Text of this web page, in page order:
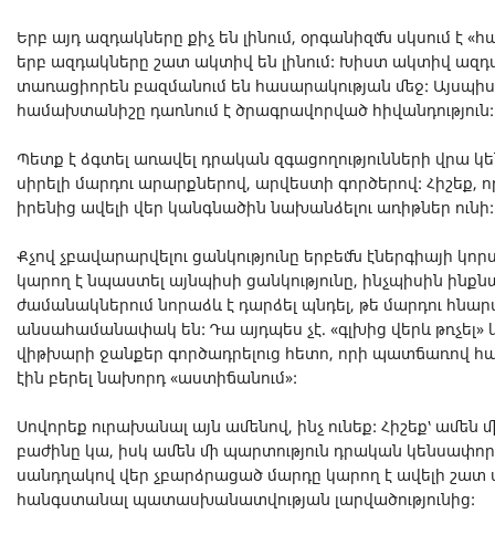
Երբ այդ ազդակները քիչ են լինում, օրգանիզմն սկսում է
երբ ազդակները շատ ակտիվ են լինում: Խիստ ակտիվ
տառացիորեն բազմանում են հասարակության մեջ:
համախտանիշը դառնում է ծրագրավորված
Պետք է ձգտել առավել դրական զգացողությունների վրա
սիրելի մարդու արարքներով, արվեստի գործերով: Հիշեք,
իրենից ավելի վեր կանգնածին նախանձելու առիթներ
Քչով չբավարարվելու ցանկությունը երբեմն էներգիայի
կարող է նպաստել այնպիսի ցանկությունը, ինչպիսին
ժամանակներում նորաձև է դարձել պնդել, թե մարդու
անսահամանափակ են: Դա այդպես չէ. «գլխից վերև թռչել»
վիթխարի ջանքեր գործադրելուց հետո, որի պատճառով
էին բերել նախորդ «աստիճանում»:
Սովորեք ուրախանալ այն ամենով, ինչ ունեք: Հիշեք՝
բաժինը կա, իսկ ամեն մի պարտություն դրական
սանդղակով վեր չբարձրացած մարդը կարող է ավելի շատ
հանգստանալ պատասխանատվության լարվածությունից: